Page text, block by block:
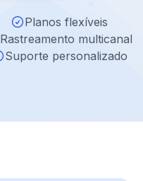
Planos flexíveis
Rastreamento multicanal
Suporte personalizado